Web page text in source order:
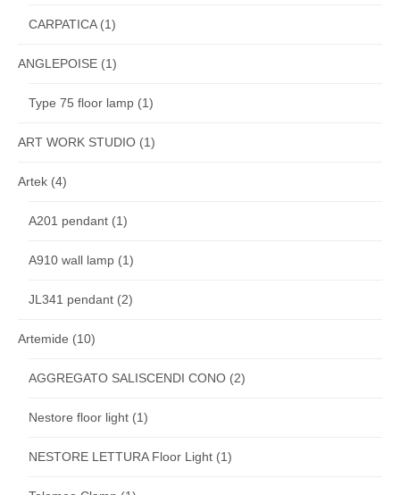
CARPATICA(1)
ANGLEPOISE (1)
Type 75 floor lamp (1)
ART WORK STUDIO (1)
Artek (4)
A201 pendant (1)
A910 wall lamp (1)
JL341 pendant (2)
Artemide (10)
AGGREGATO SALISCENDI CONO (2)
Nestore floor light (1)
NESTORE LETTURA Floor Light (1)